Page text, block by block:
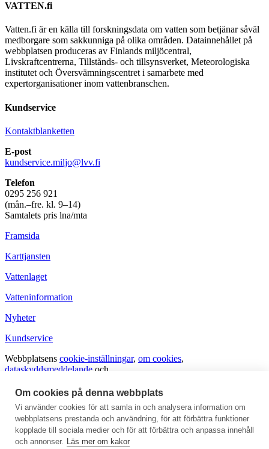
VATTEN.fi
Vatten.fi är en källa till forskningsdata om vatten som betjänar såväl
medborgare som sakkunniga på olika områden. Datainnehållet på
webbplatsen produceras av Finlands miljöcentral,
Livskraftcentrerna, Tillstånds- och tillsynsverket, Meteorologiska
institutet och Översvämningscentret i samarbete med
expertorganisationer inom vattenbranschen.
Kundservice
Kontaktblanketten
E-post
kundservice.miljo@lvv.fi
Telefon
0295 256 921
(mån.–fre. kl. 9–14)
Samtalets pris lna/mta
Framsida
Karttjansten
Vattenlaget
Vatteninformation
Nyheter
Kundservice
Webbplatsens cookie-inställningar, om cookies,
dataskyddsmeddelande och
Vanliga frågor och svar
Ge respons
För medierna
Om cookies på denna webbplats
Vi använder cookies för att samla in och analysera information om
webbplatsens prestanda och användning, för att förbättra funktioner
kopplade till sociala medier och för att förbättra och anpassa innehåll
och annonser. Läs mer om kakor